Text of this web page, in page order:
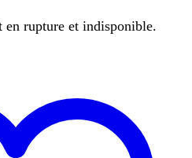
en rupture et indisponible.